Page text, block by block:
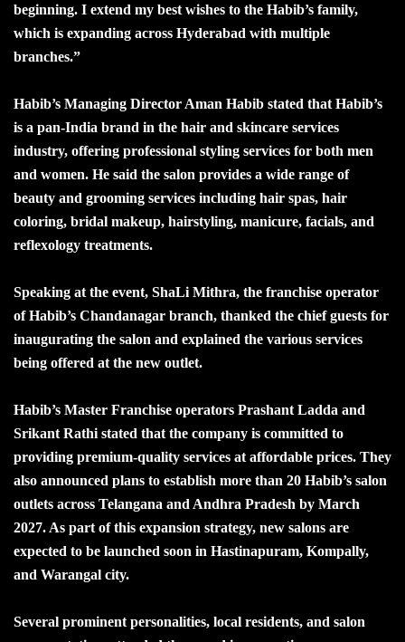
beginning. I extend my best wishes to the Habib’s family,
which is expanding across Hyderabad with multiple
branches.”
Habib’s Managing Director Aman Habib stated that Habib’s
is a pan-India brand in the hair and skincare services
industry, offering professional styling services for both men
and women. He said the salon provides a wide range of
beauty and grooming services including hair spas, hair
coloring, bridal makeup, hairstyling, manicure, facials, and
reflexology treatments.
Speaking at the event, ShaLi Mithra, the franchise operator
of Habib’s Chandanagar branch, thanked the chief guests for
inaugurating the salon and explained the various services
being offered at the new outlet.
Habib’s Master Franchise operators Prashant Ladda and
Srikant Rathi stated that the company is committed to
providing premium-quality services at affordable prices. They
also announced plans to establish more than 20 Habib’s salon
outlets across Telangana and Andhra Pradesh by March
2027. As part of this expansion strategy, new salons are
expected to be launched soon in Hastinapuram, Kompally,
and Warangal city.
Several prominent personalities, local residents, and salon